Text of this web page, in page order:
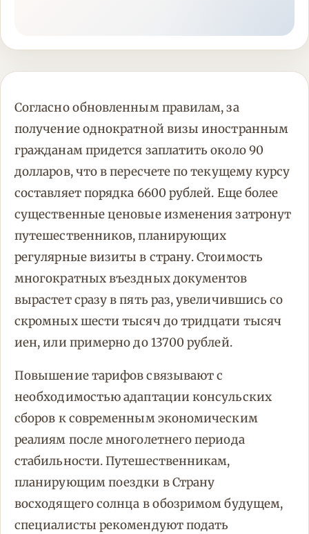
Согласно обновленным правилам, за
получение однократной визы иностранным
гражданам придется заплатить около 90
долларов, что в пересчете по текущему курсу
составляет порядка 6600 рублей. Еще более
существенные ценовые изменения затронут
путешественников, планирующих
регулярные визиты в страну. Стоимость
многократных въездных документов
вырастет сразу в пять раз, увеличившись со
скромных шести тысяч до тридцати тысяч
иен, или примерно до 13700 рублей.
Повышение тарифов связывают с
необходимостью адаптации консульских
сборов к современным экономическим
реалиям после многолетнего периода
стабильности. Путешественникам,
планирующим поездки в Страну
восходящего солнца в обозримом будущем,
специалисты рекомендуют подать